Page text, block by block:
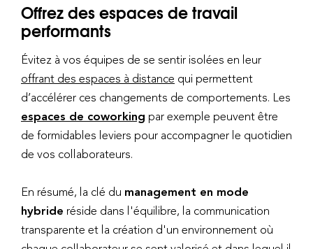
Offrez des espaces de travail
performants
Évitez à vos équipes de se sentir isolées en leur
offrant des espaces à distance qui permettent
d’accélérer ces changements de comportements. Les
espaces de coworking par exemple peuvent être
de formidables leviers pour accompagner le quotidien
de vos collaborateurs.
En résumé, la clé du management en mode
hybride réside dans l'équilibre, la communication
transparente et la création d'un environnement où